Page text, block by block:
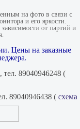
на фото в связи с
и его яркости.
от партий и
Цены на заказные
89040946248 (
89040946438 ( схема